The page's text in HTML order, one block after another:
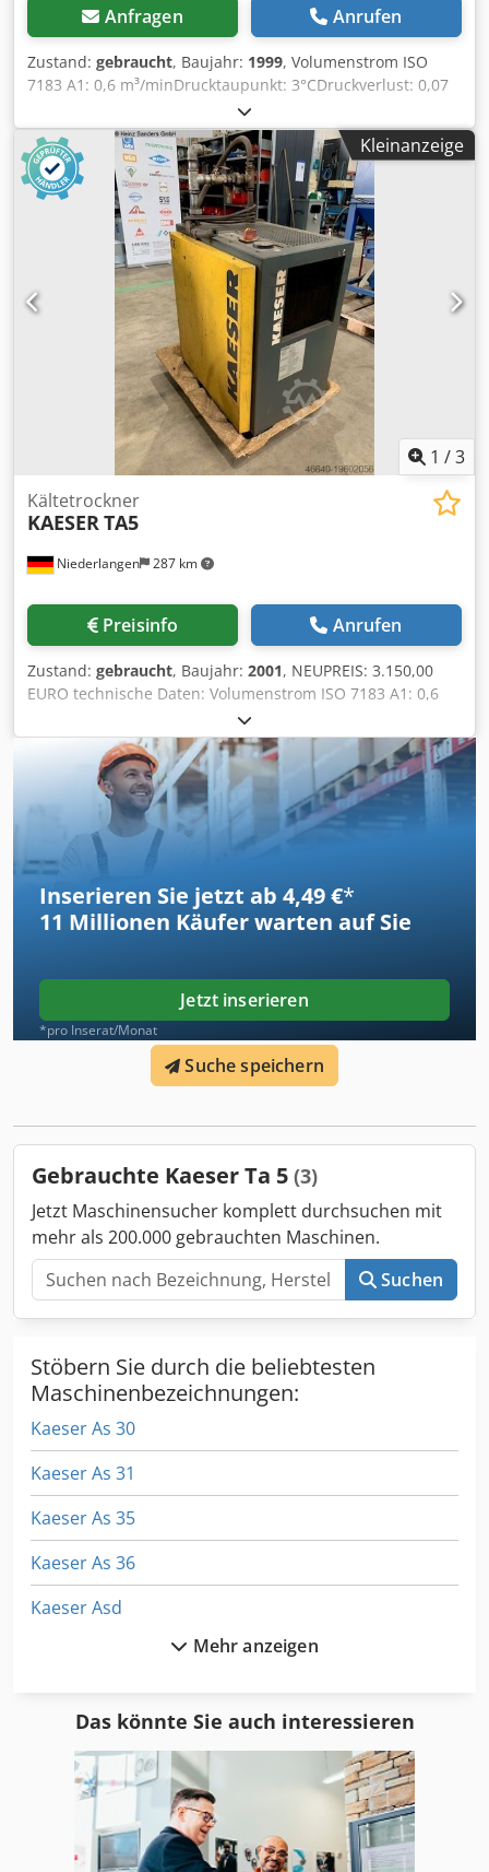
Anfragen Anrufen
Zustand: gebraucht, Baujahr: 1999, Volumenstrom ISO
7183 A1: 0,6 m³/minDrucktaupunkt: 3°CDruckverlust: 0,07
barElektr. Leistungsaufnahme bei 100 % Vol.: 0,29
kWElektr. Leistungsaufnahme bei 50 % Vol.: 0,17
kWÜberdruck: 3 bis 16 barTemperatur Umgebung: +3 bis +
43°Cmax. Eintrittstemperatur Druckluft: 55°CAbmessung B
x T x H : 630 x 484 x 779 mmMasse: 70 kgAnschluss
Druckluft: G 3/4Anschluss Kondensatableiter: G
1/4Elektrische Versorgung: 230 V / 1 / 50 Hz Djdpfx Ahjy
Ernws Sjck Lagerort:
Kleinanzeige
1 /3
Niederlangen 287 km
Kältetrockner
KAESERTA5
Preisinfo Anrufen
Zustand: gebraucht, Baujahr: 2001, NEUPREIS: 3.150,00
EURO technische Daten: Volumenstrom ISO 7183 A1: 0,6
m³/min Drucktaupunkt: 3°C Druckverlust: 0,07 bar
Dsdpfxew Ahyko Ah Ssck Elektr. Leístungsaufnahme bei
100 % Vol.: 0,29 kW Elektr. Leistungsaufnahme bei 50 %
Vol.: 0,17 kW Überdruck: 3 bis 16 bar Temperatur
Umgebung: +3 bis + 43°C max. Eintrittstemperatur
Druckluft: 55°C Abmessung B x T x H : 630 x 484 x 779 mm
Masse: 70 kg Anschluss Druckluft: G 3/4" Anschluss
Kondensatableiter: G 1/4" Elektrische Versorgung: 230 V / 1
/ 50 Hz
Inserieren Sie jetzt ab 4,49 €*
11 Millionen Käufer warten auf Sie
Jetzt inserieren
*pro Inserat/Monat
Suche speichern
Gebrauchte Kaeser Ta 5 (3)
Jetzt Maschinensucher komplett durchsuchen mit
mehr als 200.000 gebrauchten Maschinen.
Suchen
Stöbern Sie durch die beliebtesten
Maschinenbezeichnungen:
Kaeser As 30
Kaeser As 31
Kaeser As 35
Kaeser As 36
Kaeser Asd
Kaeser M 121
Kaeser M 38
Mehr anzeigen
Das könnte Sie auch interessieren